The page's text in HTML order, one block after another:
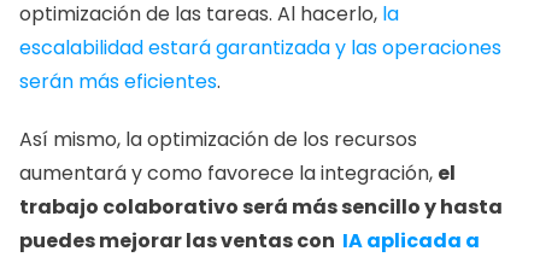
optimización de las tareas. Al hacerlo, la
escalabilidad estará garantizada y las operaciones
serán más eficientes.
Así mismo, la optimización de los recursos
aumentará y como favorece la integración, el
trabajo colaborativo será más sencillo y hasta
puedes mejorar las ventas con IA aplicada a